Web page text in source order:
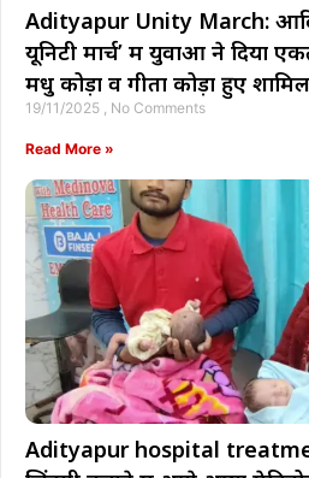
Adityapur Unity March:
यूनिटी मार्च’ में युवाओं ने दिया
मधु कोड़ा व गीता कोड़ा हुए शामिल
19/11/2025 No Comments
Read More »
Adityapur hospital